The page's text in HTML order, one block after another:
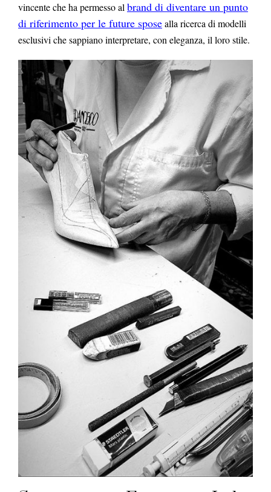
vincente che ha permesso albrand di diventare un punto
di riferimento per le future sposealla ricerca di modelli
esclusivi che sappiano interpretare, con eleganza, il loro stile.